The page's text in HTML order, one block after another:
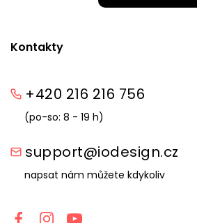
Kontakty
+420 216 216 756
(po-so: 8 - 19 h)
support@iodesign.cz
napsat nám můžete kdykoliv